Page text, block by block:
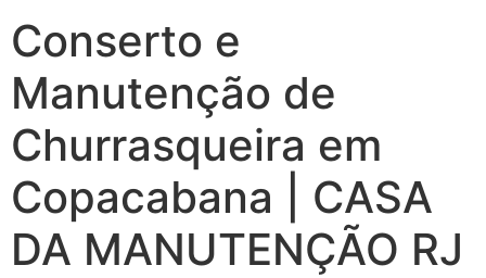
Conserto e
Manutenção de
Churrasqueira em
Copacabana | CASA
DA MANUTENÇÃO RJ